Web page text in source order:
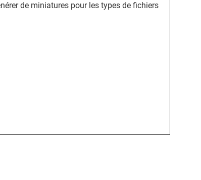
de miniatures pour les types de fichiers